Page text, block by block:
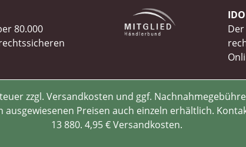
80.000
zzgl. Versandkosten und ggf.
Preisen auch einzeln erhältlich.
13 880. 4,95 € Versandkosten.